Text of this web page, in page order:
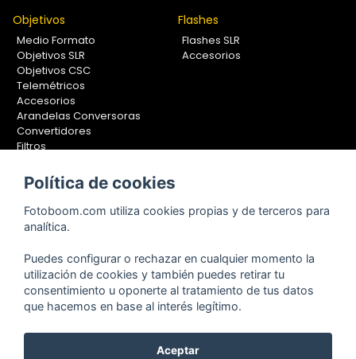
Objetivos
Medio Formato
Objetivos SLR
Objetivos CSC
Telemétricos
Accesorios
Arandelas Conversoras
Convertidores
Filtros
Calibradores
Flashes
Flashes SLR
Accesorios
Soportes Fotografía
Monopiés
Trípodes
Kit Completos
Accesorios
Copyright © 2001-2024, Fotoboom, Fotonet, S.L. CIF. B-83430587
Política de cookies
Fotoboom.com utiliza cookies propias y de terceros para
analítica.
Puedes configurar o rechazar en cualquier momento la
utilización de cookies y también puedes retirar tu
consentimiento u oponerte al tratamiento de tus datos
que hacemos en base al interés legítimo.
Aceptar